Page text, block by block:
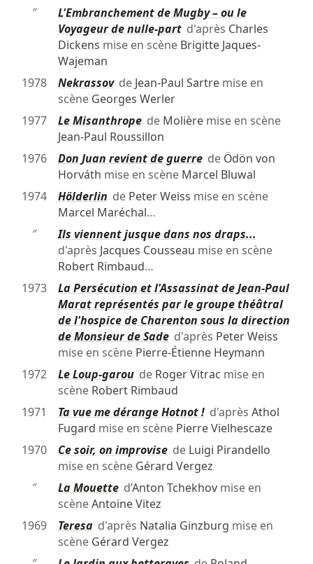
″
L'Embranchement de Mugby – ou le
Voyageur de nulle-partd'après Charles
Dickens mise en scène Brigitte Jaques-
Wajeman
1978
Nekrassovde Jean-Paul Sartremise en
scène Georges Werler
1977
Le Misanthropede Molièremise en scène
Jean-Paul Roussillon
1976
Don Juan revient de guerrede Ödön von
Horváth mise en scène Marcel Bluwal
1974
Hölderlin de Peter Weiss mise en scène
Marcel Maréchal…
″
Ils viennent jusque dans nos draps...
d'après Jacques Cousseau mise en scène
Robert Rimbaud…
1973
La Persécution et l'Assassinat de Jean-Paul
Marat représentés par le groupe théâtral
de l'hospice de Charenton sous la direction
de Monsieur de Saded'après Peter Weiss
mise en scène Pierre-Étienne Heymann
1972
Le Loup-garoude Roger Vitrac mise en
scène Robert Rimbaud
1971
Ta vue me dérange Hotnot !d'après Athol
Fugard mise en scène Pierre Vielhescaze
1970
Ce soir, on improvisede Luigi Pirandello
mise en scène Gérard Vergez
″
La Mouetted’Anton Tchekhovmise en
scèneAntoine Vitez
1969
Teresad'après Natalia Ginzburg mise en
scène Gérard Vergez